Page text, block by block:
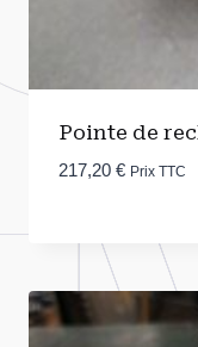
Pointe de
217,20 € Prix TTC